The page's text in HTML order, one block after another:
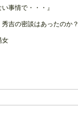
事情で・・・』
吉の密談はあったのか？
女